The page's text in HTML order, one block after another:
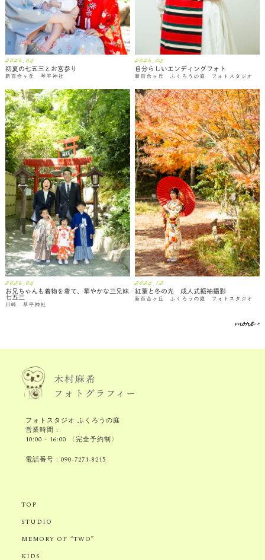
2026.05
初夏の七五三とお宮参り
新百合ヶ丘 琴平神社
2026.05
自分らしいエンディングフォト
新百合ヶ丘 ふくろうの庭 フォトスタジオ
2026.05
お兄ちゃんも着物を着て、華やかな三兄妹
七五三
川崎 琴平神社
2025.12
紅葉と冬の光 成人式振袖撮影
新百合ヶ丘 ふくろうの庭 フォトスタジオ
more >
フォトスタジオ ふくろうの庭
営業時間 :
10:00 - 16:00 〈完全予約制〉
電話番号 :090-7271-8215
TOP
STUDIO
MEMORY OF “TWO”
KIDS